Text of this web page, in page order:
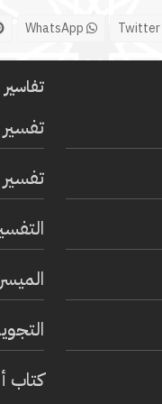
Twitter
تفسير
كتاب